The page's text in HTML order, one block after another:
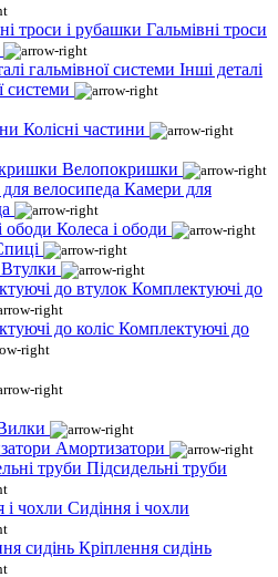
Гальмівні троси
Інші деталі
системи
Колісні частини
Велопокришки
Камери для
Колеса і ободи
Втулки
Комплектуючі до
Комплектуючі до
Амортизатори
Підсидельні труби
Сидіння і чохли
Кріплення сидінь